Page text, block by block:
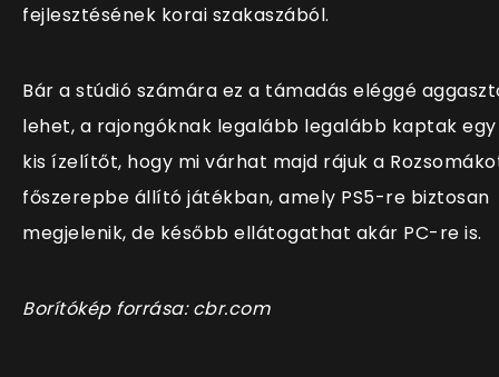
fejlesztésének korai szakaszából.
Bár a stúdió számára ez a támadás eléggé
lehet, a rajongóknak legalább legalább kaptak egy
kis ízelítőt, hogy mi várhat majd rájuk a
főszerepbe állító játékban, amely PS5-re biztosan
megjelenik, de később ellátogathat akár PC-re is.
Borítókép forrása: cbr.com